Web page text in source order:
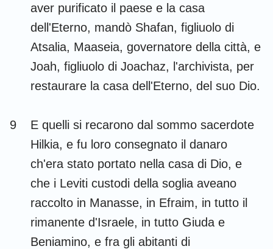
aver purificato il paese e la casa
dell'Eterno, mandò Shafan, figliuolo di
Atsalia, Maaseia, governatore della città, e
Joah, figliuolo di Joachaz, l'archivista, per
restaurare la casa dell'Eterno, del suo Dio.
9
E quelli si recarono dal sommo sacerdote
Hilkia, e fu loro consegnato il danaro
ch'era stato portato nella casa di Dio, e
che i Leviti custodi della soglia aveano
raccolto in Manasse, in Efraim, in tutto il
rimanente d'Israele, in tutto Giuda e
Beniamino, e fra gli abitanti di